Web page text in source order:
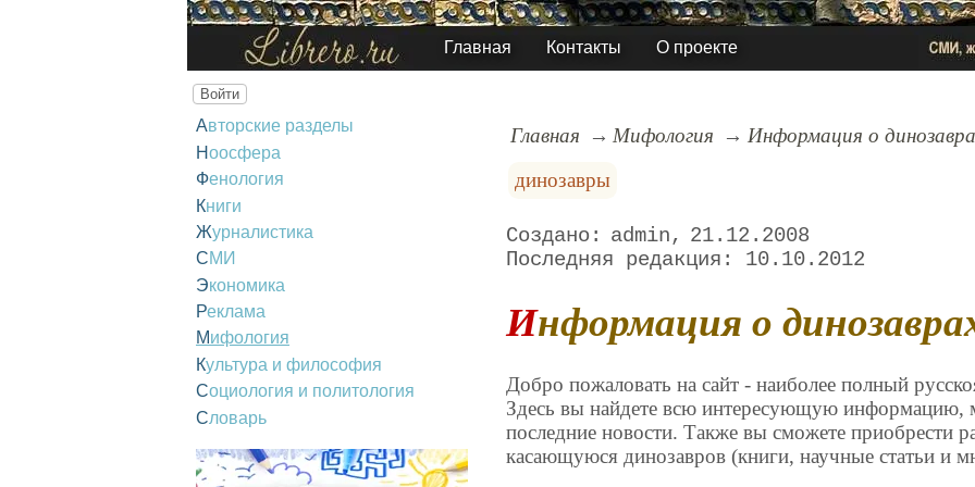
Главная Контакты О проекте
Войти
Авторские разделы
Ноосфера
Фенология
Книги
Журналистика
СМИ
Экономика
Реклама
Мифология
Культура и философия
Социология и политология
Словарь
Главная Мифология
Информация о
динозавры
admin
21.12.2008
10.10.2012
Информация о
Добро пожаловать на сайт - наиболее полный
Здесь вы найдете всю интересующую информацию,
последние новости. Также вы сможете приобрести
касающуюся динозавров (книги, научные статьи и